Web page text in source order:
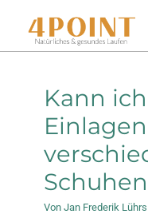
Inhalt
Startseite
Einlagenfinder
So geht’s
Kann
Von Jan Frederik Lührs